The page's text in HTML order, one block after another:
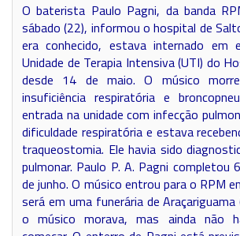
O baterista Paulo Pagni, da banda
sábado (22), informou o hospital de
era conhecido, estava internado em
Unidade de Terapia Intensiva (UTI) do
desde 14 de maio. O músico
insuficiência respiratória e
entrada na unidade com infecção
dificuldade respiratória e estava
traqueostomia. Ele havia sido
pulmonar. Paulo P. A. Pagni completou
de junho. O músico entrou para o RPM
será em uma funerária de Araçariguama
o músico morava, mas ainda não